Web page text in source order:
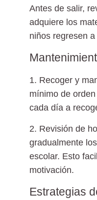
Antes de salir,
adquiere los
niños regresen
1. Recoger y
mínimo de
cada día a
2. Revisión de
gradualmente
escolar. Esto
motivación.
Estrategias